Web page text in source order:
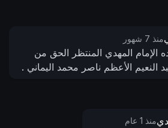
منذ 7 شهور
الإمام المهدي المنتظر الحق من
النعيم الأعظم ناصر محمد اليماني .
منذ 1 عام